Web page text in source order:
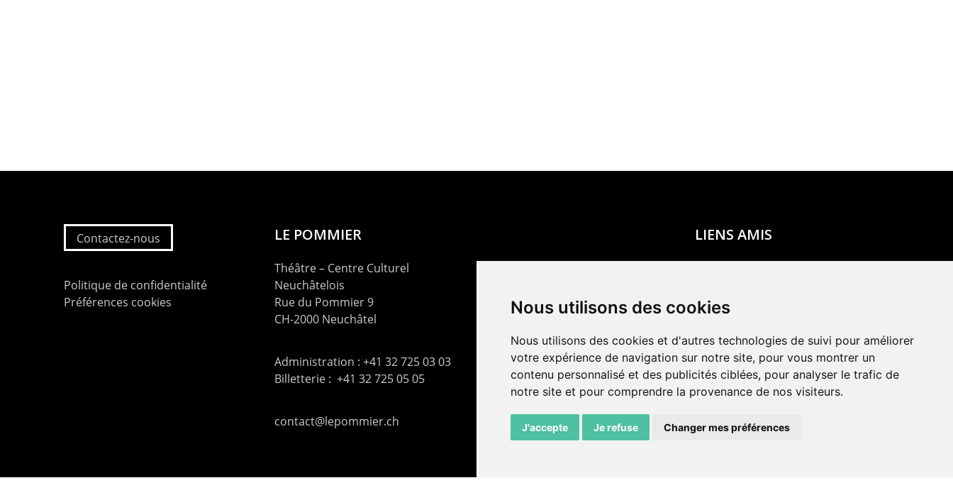
Nous utilisons des cookies
Nous utilisons des cookies et d'autres technologies de suivi pour améliorer
votre expérience de navigation sur notre site, pour vous montrer un
contenu personnalisé et des publicités ciblées, pour analyser le trafic de
notre site et pour comprendre la provenance de nos visiteurs.
J'accepte Je refuse Changer mes préférences
Contactez-nous
Politique de confidentialité
Préférences cookies
LE POMMIER
Théâtre – Centre Culturel
Neuchâtelois
Rue du Pommier 9
CH-2000 Neuchâtel
Administration : +41 32 725 03 03
Billetterie : +41 32 725 05 05
contact@lepommier.ch
LIENS AMIS